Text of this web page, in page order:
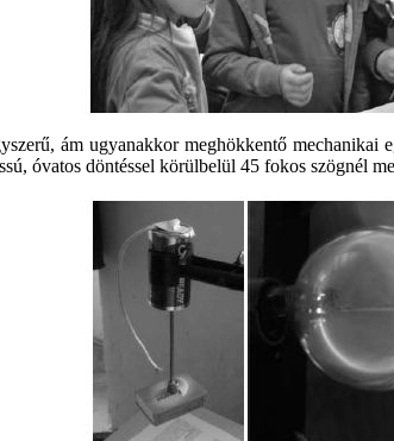
ám ugyanakkor meghökkentő
óvatos döntéssel körülbelül 45 fokos szögnél